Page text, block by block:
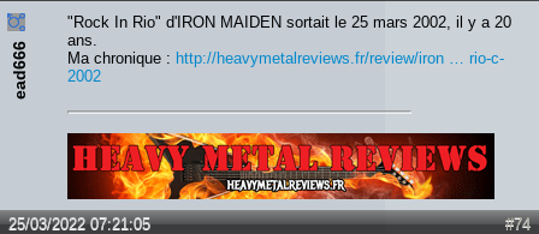
ead666
"Rock In Rio" d'IRON MAIDEN sortait le 25 mars 2002, il y a 20
ans.
Ma chronique : http://heavymetalreviews.fr/review/iron … rio-c-
2002
Lien :http://heavymetalreviews.fr/
#74
25/03/2022 07:21:05